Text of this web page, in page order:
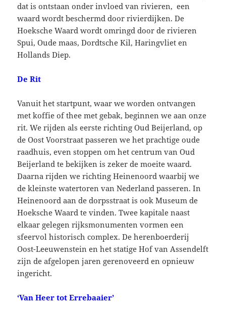
dat is ontstaan onder invloed van rivieren, een
waard wordt beschermd door rivierdijken. De
Hoeksche Waard wordt omringd door de rivieren
Spui, Oude maas, Dordtsche Kil, Haringvliet en
Hollands Diep.
De Rit
Vanuit het startpunt, waar we worden ontvangen
met koffie of thee met gebak, beginnen we aan onze
rit. We rijden als eerste richting Oud Beijerland, op
de Oost Voorstraat passeren we het prachtige oude
raadhuis, even stoppen om het centrum van Oud
Beijerland te bekijken is zeker de moeite waard.
Daarna rijden we richting Heinenoord waarbij we
de kleinste watertoren van Nederland passeren. In
Heinenoord aan de dorpsstraat is ook Museum de
Hoeksche Waard te vinden. Twee kapitale naast
elkaar gelegen rijksmonumenten vormen een
sfeervol historisch complex. De herenboerderij
Oost-Leeuwenstein en het statige Hof van Assendelft
zijn de afgelopen jaren gerenoveerd en opnieuw
ingericht.
‘Van Heer tot Errebaaier’